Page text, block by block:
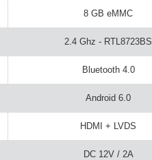
8 GB eMMC
2.4 Ghz - RTL8723BS
Bluetooth 4.0
Android 6.0
HDMI + LVDS
DC 12V / 2A